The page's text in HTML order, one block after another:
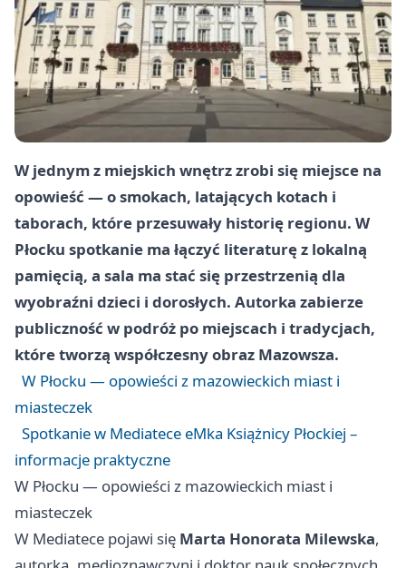
W jednym z miejskich wnętrz zrobi się miejsce na
opowieść — o smokach, latających kotach i
taborach, które przesuwały historię regionu. W
Płocku spotkanie ma łączyć literaturę z lokalną
pamięcią, a sala ma stać się przestrzenią dla
wyobraźni dzieci i dorosłych. Autorka zabierze
publiczność w podróż po miejscach i tradycjach,
które tworzą współczesny obraz Mazowsza.
W Płocku — opowieści z mazowieckich miast i
miasteczek
Spotkanie w Mediatece eMka Książnicy Płockiej –
informacje praktyczne
W Płocku — opowieści z mazowieckich miast i
miasteczek
W Mediatece pojawi się Marta Honorata Milewska,